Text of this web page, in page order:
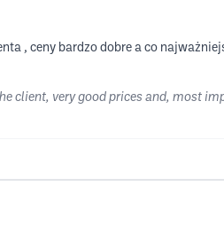
, ceny bardzo dobre a co
client, very good prices and, most